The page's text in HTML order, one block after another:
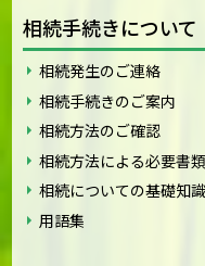
相続手続きについて
相続発生のご連絡
相続手続きのご案内
相続方法のご確認
相続方法による必要書
相続についての基礎知識
用語集